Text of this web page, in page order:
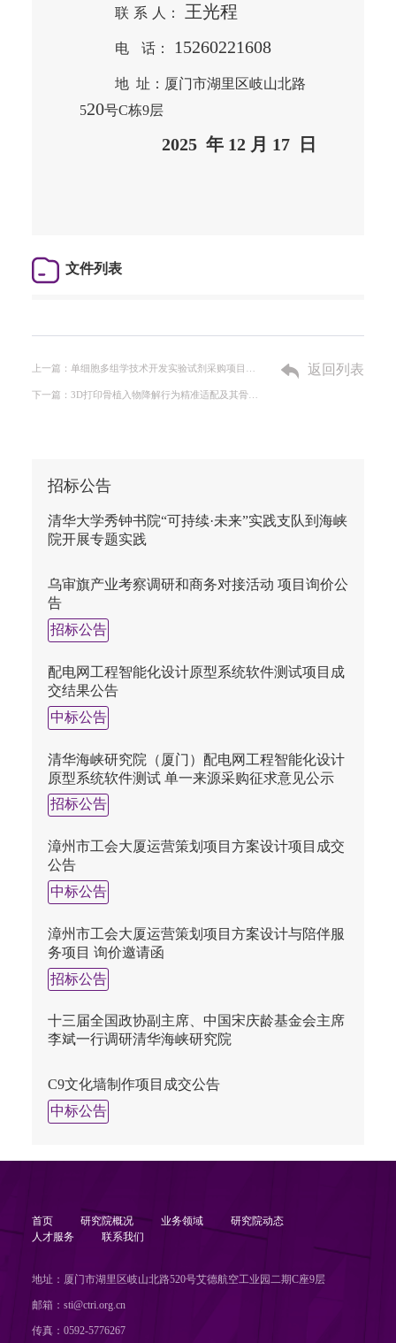
联 系 人： 王光程
电 话： 15260221608
地址：厦门市湖里区岐山北路
520号C栋9层
2025 年 12 月 17 日
文件列表
下一篇：3D打印骨植入物降解行为精准适配及其骨缺损修复临床应用项目招标公告
返回列表
招标公告
清华大学秀钟书院“可持续·未来”实践支队到海峡
院开展专题实践
乌审旗产业考察调研和商务对接活动 项目询价公
告
招标公告
配电网工程智能化设计原型系统软件测试项目成
交结果公告
中标公告
清华海峡研究院（厦门）配电网工程智能化设计
原型系统软件测试 单一来源采购征求意见公示
招标公告
漳州市工会大厦运营策划项目方案设计项目成交
公告
中标公告
漳州市工会大厦运营策划项目方案设计与陪伴服
务项目 询价邀请函
招标公告
十三届全国政协副主席、中国宋庆龄基金会主席
李斌一行调研清华海峡研究院
C9文化墙制作项目成交公告
中标公告
首页 研究院概况 业务领域
研究院动态
人才服务
联系我们
地址：厦门市湖里区岐山北路520号艾德航空工业园二期C座9层
邮箱：sti@ctri.org.cn
传真：0592-5776267